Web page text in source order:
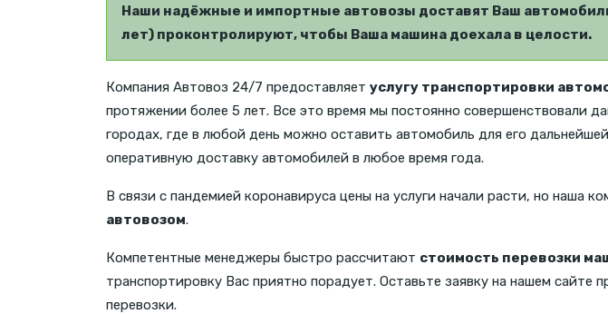
Наши надёжные и импортные автовозы доставят Ваш
лет) проконтролируют, чтобы Ваша машина доехала в целости.
Компания Автовоз 24/7 предоставляет услугу транспортировки
протяжении более 5 лет. Все это время мы постоянно совершенствовали
городах, где в любой день можно оставить автомобиль для его
оперативную доставку автомобилей в любое время года.
В связи с пандемией коронавируса цены на услуги начали расти, но наша
автовозом.
Компетентные менеджеры быстро рассчитают стоимость перевозки
транспортировку Вас приятно порадует. Оставьте заявку на нашем сайте
перевозки.